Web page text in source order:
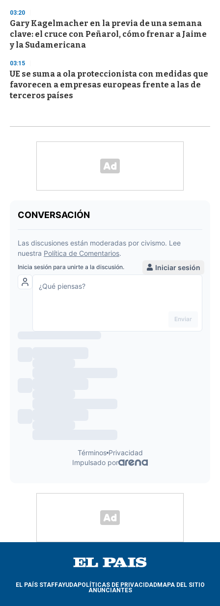
03:20
Gary Kagelmacher en la previa de una semana
clave: el cruce con Peñarol, cómo frenar a Jaime
y la Sudamericana
03:15
UE se suma a ola proteccionista con medidas que
favorecen a empresas europeas frente a las de
terceros países
EL PAÍS STAFFAYUDAPOLÍTICAS DE PRIVACIDADMAPA DEL SITIO
ANUNCIANTES